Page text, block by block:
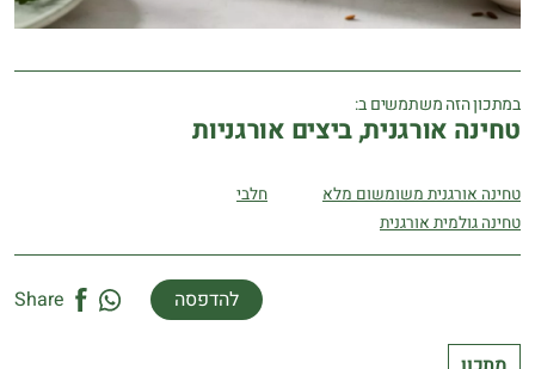
במתכון הזה משתמשים ב:
טחינה אורגנית, ביצים אורגניות
טחינה אורגנית משומשום מלא
חלבי
טחינה גולמית אורגנית
Share להדפסה